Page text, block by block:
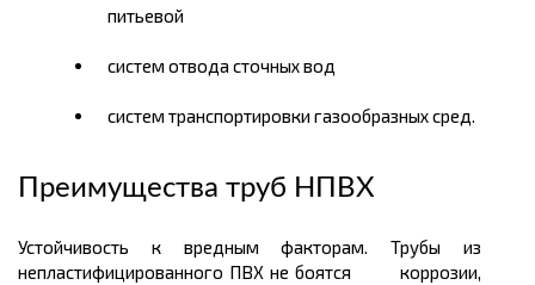
питьевой
систем отвода сточных вод
систем транспортировки газообразных сред.
Преимущества труб НПВХ
Устойчивость к вредным факторам. Трубы из
непластифицированного ПВХ не боятся коррозии,